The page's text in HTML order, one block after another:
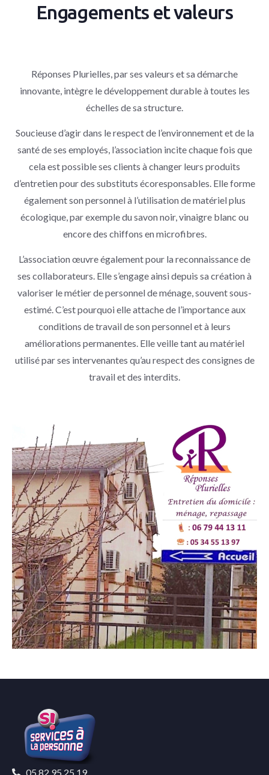
Engagements et valeurs
Réponses Plurielles, par ses valeurs et sa démarche
innovante, intègre le développement durable à toutes les
échelles de sa structure.
Soucieuse d’agir dans le respect de l’environnement et de la
santé de ses employés, l’association incite chaque fois que
cela est possible ses clients à changer leurs produits
d’entretien pour des substituts écoresponsables. Elle forme
également son personnel à l’utilisation de matériel plus
écologique, par exemple du savon noir, vinaigre blanc ou
encore des chiffons en microfibres.
L’association œuvre également pour la reconnaissance de
ses collaborateurs. Elle s’engage ainsi depuis sa création à
valoriser le métier de personnel de ménage, souvent sous-
estimé. C’est pourquoi elle attache de l’importance aux
conditions de travail de son personnel et à leurs
améliorations permanentes. Elle veille tant au matériel
utilisé par ses intervenantes qu’au respect des consignes de
travail et des interdits.
05 82 95 25 19